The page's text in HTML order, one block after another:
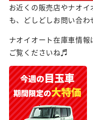
お近くの販売店やナオイ
も、どしどしお問い合わ
ナオイオート在庫車情
ご覧くださいね♬